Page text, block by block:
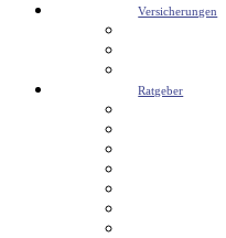
Versicherungen
Ratgeber